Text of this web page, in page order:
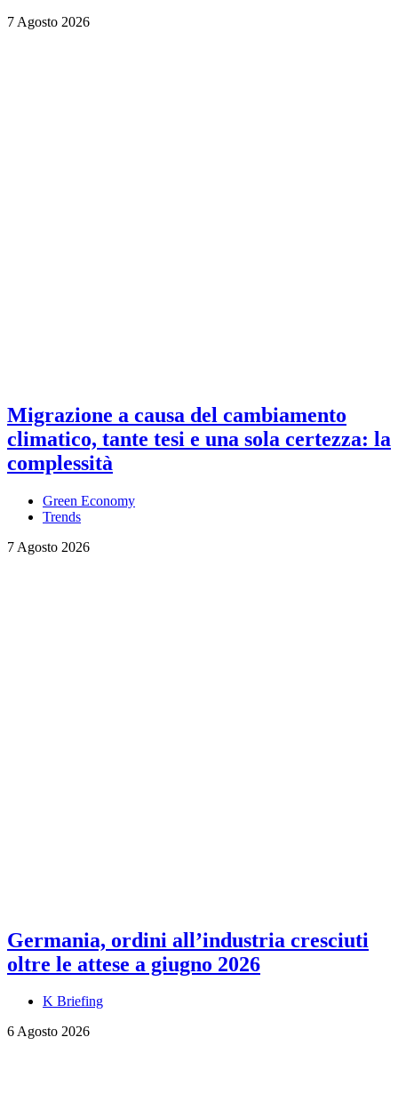
7 Agosto 2026
Migrazione a causa del cambiamento
climatico, tante tesi e una sola certezza: la
complessità
Green Economy
Trends
7 Agosto 2026
Germania, ordini all’industria cresciuti
oltre le attese a giugno 2026
K Briefing
6 Agosto 2026